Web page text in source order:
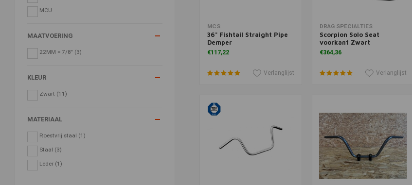
MCU
MAATVOERING
22MM = 7/8" (3)
KLEUR
Zwart (11)
MATERIAAL
Roestvrij staal (1)
Staal (3)
Leder (1)
Toevoegen aan winkelwagen
MCS
36" Fishtail Straight Pipe
Demper
€117,22
Verlanglijst
Toevoegen aan winkelwagen
DRAG SPECIALTIES
Scorpion Solo Seat
voorkant Zwart
€364,36
Verlanglijst